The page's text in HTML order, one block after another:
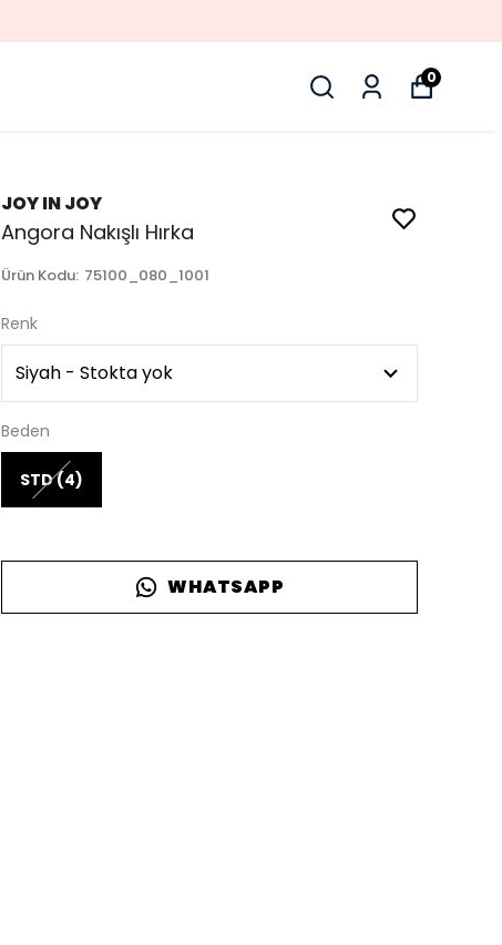
0
JOY IN JOY
Angora Nakışlı Hırka
Ürün Kodu: 75100_080_1001
Renk
Beden
STD (4)
WHATSAPP